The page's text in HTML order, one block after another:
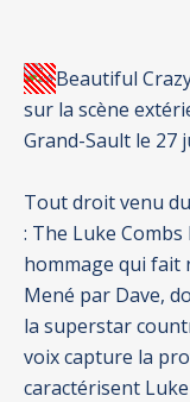
Beautiful
sur la scène
Grand-Sault le 27
Tout droit venu
: The Luke Combs
hommage qui fait
Mené par Dave,
la superstar
voix capture la
caractérisent